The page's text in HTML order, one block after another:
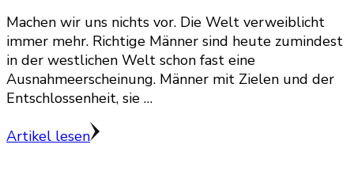
Machen wir uns nichts vor. Die Welt verweiblicht
immer mehr. Richtige Männer sind heute zumindest
in der westlichen Welt schon fast eine
Ausnahmeerscheinung. Männer mit Zielen und der
Entschlossenheit, sie …
Artikel lesen